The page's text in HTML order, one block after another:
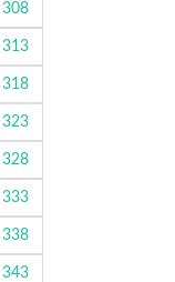
308
313
318
323
328
333
338
343